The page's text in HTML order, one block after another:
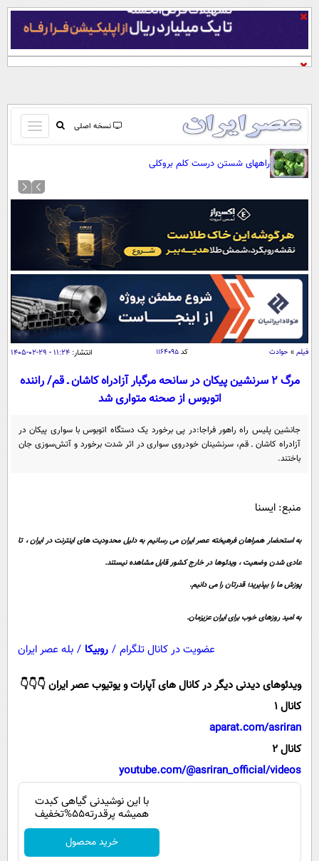
نسخه اصلی
باز
و
کردن
منو
صفحه اول
نظرسنجی
آب و هوا
سواد زندگی
سیاسی
اقتصاد
خودرو
اجتماعی
سلامت
ورزشی
سیاست خارجی
فرهنگ و هنر
اخبار کریپتو
سرگرمی
باشگاه مغز
فیلم
اقتصاد
سرگرمی
سلامت
بین الملل
اجتماعی
عصر ایران 2
خواندنی ها و دیدنی ها
پیامک
راههای شستن درست کلم بروکلی
فیلم » حوادث کد ۱۱۶۴۰۹۵ انتشار: ۱۱:۲۴ - ۲۹-۰۲-۱۴۰۵
مرگ ۲ سرنشین پیکان در سانحه مرگبار آزادراه کاشان ـ قم/ راننده
اتوبوس از صحنه متواری شد
جانشین پلیس راه راهور فراجا:در پی برخورد یک دستگاه اتوبوس با سواری پیکان در
آزادراه کاشان ـ قم، سرنشینان خودروی سواری در اثر شدت برخورد و آتش‌سوزی جان
باختند.
منبع: ایسنا
به استحضار همراهان فرهیخته عصر ایران می رسانیم به دلیل محدودیت های اینترنت در ایران ، تا
عادی شدن وضعیت ، ویدئوها در خارج کشور قابل مشاهده نیستند.
پوزش ما را بپذیرید؛ قدرتان را می دانیم.
به امید روزهای خوب برای ایران عزیزمان.
عضویت در کانال تلگرام / روبیکا / بله عصر ایران
ویدئوهای دیدنی دیگر در کانال های آپارات و یوتیوب عصر ایران 👇👇👇
کانال 1
aparat.com/asriran
کانال 2
youtube.com/@asriran_official/videos
با این نوشیدنی گیاهی کبدت
همیشه پرقدرته55%تخفیف
خرید محصول